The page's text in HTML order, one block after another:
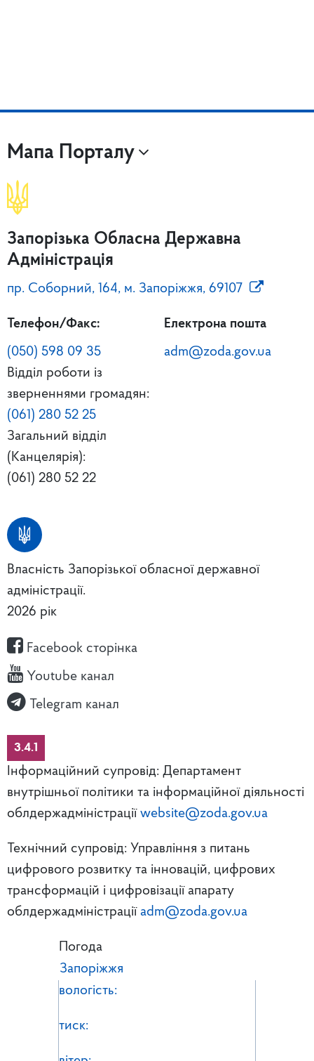
Мапа Порталу
Запорізька Обласна Державна
Адміністрація
пр. Соборний, 164, м. Запоріжжя, 69107
Телефон/Факс:
(050) 598 09 35
Відділ роботи із
зверненнями громадян:
(061) 280 52 25
Загальний відділ
(Канцелярія):
(061) 280 52 22
Електрона пошта
adm@zoda.gov.ua
Власність Запорізької обласної державної
адміністрації.
2026 рік
Facebook сторінка
Youtube канал
Telegram канал
3.4.1
Інформаційний супровід: Департамент
внутрішньої політики та інформаційної діяльності
облдержадміністрації website@zoda.gov.ua
Технічний супровід: Управління з питань
цифрового розвитку та інновацій, цифрових
трансформацій і цифровізації апарату
облдержадміністрації adm@zoda.gov.ua
Погода
Запоріжжя
вологість:
тиск: